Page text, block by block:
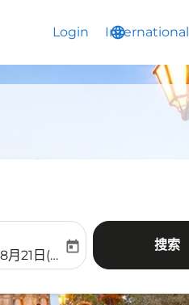
Login language
International
keyboard_arrow_down
labelreturn-date-aria-label
21日(周五)
today 搜索